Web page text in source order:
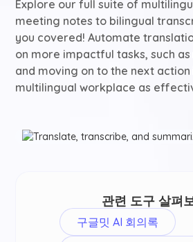
Explore our full suite of
meeting notes to bilingual
you covered! Automate
on more impactful tasks, such
and moving on to the next
multilingual workplace as
관련 도구 살펴
구글밋 AI 회의록